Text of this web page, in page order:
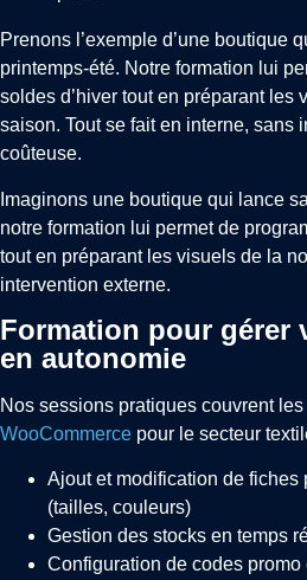
Prenons l’exemple d’une boutique
printemps-été. Notre formation lui
soldes d’hiver tout en préparant les
saison. Tout se fait en interne, sans
coûteuse.
Imaginons une boutique qui lance
notre formation lui permet de
tout en préparant les visuels de la
intervention externe.
Formation pour gérer
en autonomie
Nos sessions pratiques couvrent
WooCommerce pour le secteur
Ajout et modification de fiches
(tailles, couleurs)
Gestion des stocks en temps
Configuration de codes promo